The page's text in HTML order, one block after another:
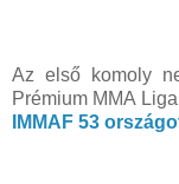
Az első komoly
Prémium MMA
IMMAF 53